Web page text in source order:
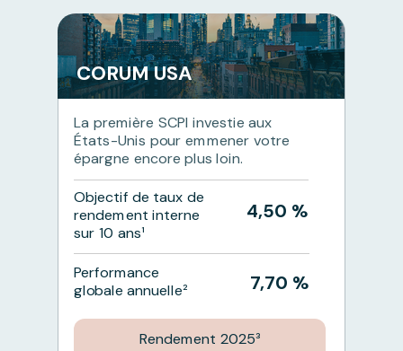
La première SCPI investie aux
États-Unis pour emmener votre
épargne encore plus loin.
Objectif de taux de
rendement interne
sur 10 ans¹
4,50 %
Rendement 2025³
7,70 %
Performance
globale annuelle²
CORUM USA